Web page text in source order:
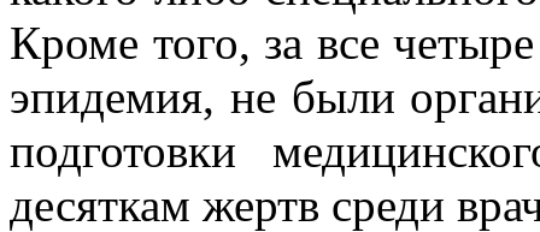
Кроме того, за все
эпидемия, не были
подготовки
десяткам жертв среди